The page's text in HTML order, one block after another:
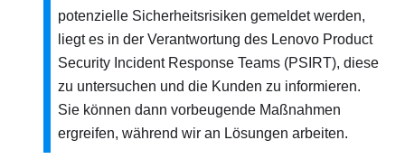
potenzielle Sicherheitsrisiken gemeldet werden,
liegt es in der Verantwortung des Lenovo Product
Security Incident Response Teams (PSIRT), diese
zu untersuchen und die Kunden zu informieren.
Sie können dann vorbeugende Maßnahmen
ergreifen, während wir an Lösungen arbeiten.